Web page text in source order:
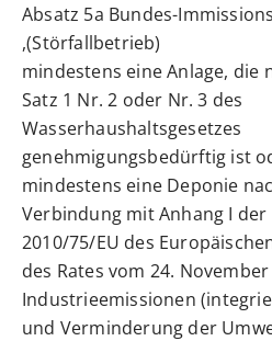
Absatz 5a Bundes-
(Störfallbetrieb),
mindestens eine Anlage, die
Satz 1 Nr. 2 oder Nr. 3 des
Wasserhaushaltsgesetzes
genehmigungsbedürftig ist
mindestens eine Deponie
Verbindung mit Anhang I der
2010/75/EU des
des Rates vom 24.
Industrieemissionen
und Verminderung der